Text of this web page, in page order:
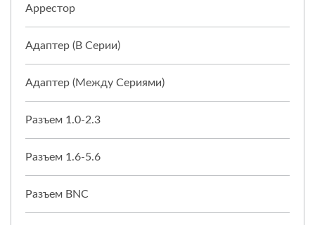
Аррестор
Адаптер (в Серии)
Адаптер (между Сериями)
Разъем 1.0-2.3
Разъем 1.6-5.6
Разъем BNC